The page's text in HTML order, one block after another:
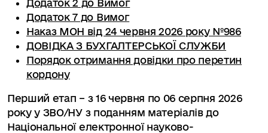
Додаток 2 до Вимог
Додаток 7 до Вимог
Наказ МОН від 24 червня 2026 року №986
ДОВІДКА З БУХГАЛТЕРСЬКОЇ СЛУЖБИ
Порядок отримання довідки про перетин
кордону
Перший етап – з 16 червня по 06 серпня 2026
року у ЗВО/НУ з поданням матеріалів до
Національної електронної науково-